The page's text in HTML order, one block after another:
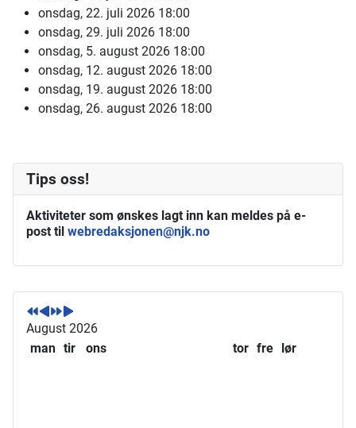
F
o
r
F
o
r
r
i
N
e
s
e
N
e
s
e
August 2026
man tir ons tor fre lør
onsdag, 22. juli 2026 18:00
onsdag, 29. juli 2026 18:00
onsdag, 5. august 2026 18:00
onsdag, 12. august 2026 18:00
onsdag, 19. august 2026 18:00
onsdag, 26. august 2026 18:00
Tips oss!
Aktiviteter som ønskes lagt inn kan meldes på e-
post til webredaksjonen@njk.no